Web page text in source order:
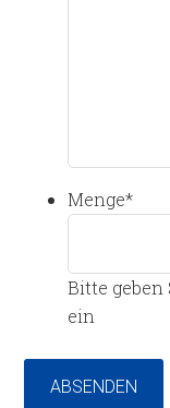
Menge*
Bitte geben
ein
ABSENDEN